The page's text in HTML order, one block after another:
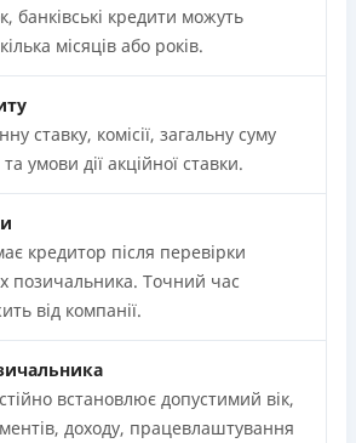
банківські кредити можуть
місяців або років.
ставку, комісії, загальну суму
умови дії акційної ставки.
кредитор після перевірки
позичальника. Точний час
від компанії.
встановлює допустимий вік,
доходу, працевлаштування